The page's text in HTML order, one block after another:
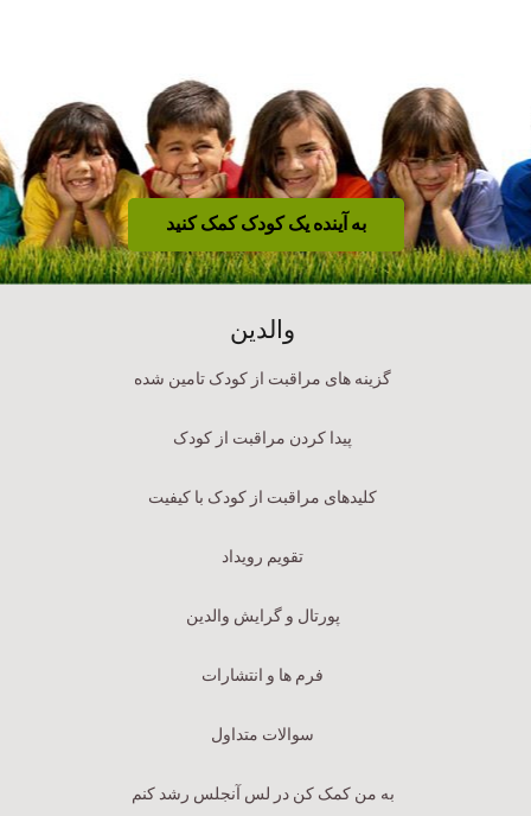
به آینده یک کودک کمک کنید
والدین
گزینه های مراقبت از کودک تامین شده
پیدا کردن مراقبت از کودک
کلیدهای مراقبت از کودک با کیفیت
تقویم رویداد
پورتال و گرایش والدین
فرم ها و انتشارات
سوالات متداول
به من کمک کن در لس آنجلس رشد کنم